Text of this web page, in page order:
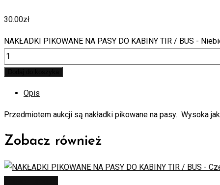
30.00zł
NAKŁADKI PIKOWANE NA PASY DO KABINY TIR / BUS -
Opis
Przedmiotem aukcji są nakładki pikowane na pasy. Wysoka
Zobacz również